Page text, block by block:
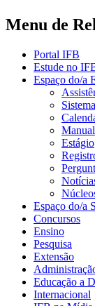
Menu de
Portal IFB
Estude no
Espaço do/a
Estágio
Espaço do/a
Concursos
Ensino
Pesquisa
Extensão
Educação a
Internacional